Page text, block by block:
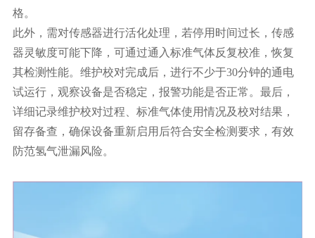
格。
此外，需对传感器进行活化处理，若停用时间过长，传感
器灵敏度可能下降，可通过通入标准气体反复校准，恢复
其检测性能。维护校对完成后，进行不少于30分钟的通电
试运行，观察设备是否稳定，报警功能是否正常。最后，
详细记录维护校对过程、标准气体使用情况及校对结果，
留存备查，确保设备重新启用后符合安全检测要求，有效
防范氢气泄漏风险。